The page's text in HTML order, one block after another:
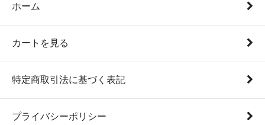
ホーム
カートを見る
特定商取引法に基づく表記
プライバシーポリシー